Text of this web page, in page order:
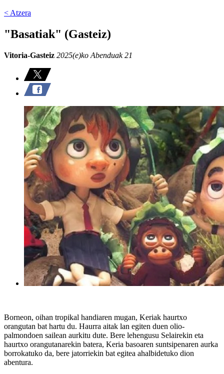
< Atzera
"Basatiak" (Gasteiz)
Vitoria-Gasteiz 2025(e)ko Abenduak 21
Borneon, oihan tropikal handiaren mugan, Keriak haurtxo
orangutan bat hartu du. Haurra aitak lan egiten duen olio-
palmondoen sailean aurkitu dute. Bere lehengusu Selairekin eta
haurtxo orangutanarekin batera, Keria basoaren suntsipenaren aurka
borrokatuko da, bere jatorriekin bat egitea ahalbidetuko dion
abentura.